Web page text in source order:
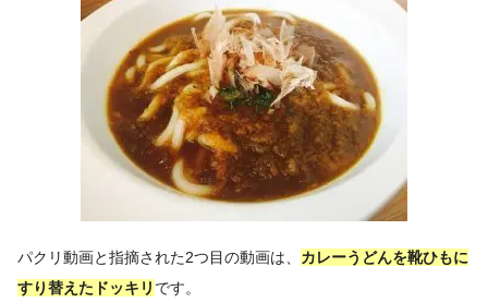
パクリ動画と指摘された2つ目の動画は、 カレーうどんを靴ひもに
すり替えたドッキリ です。